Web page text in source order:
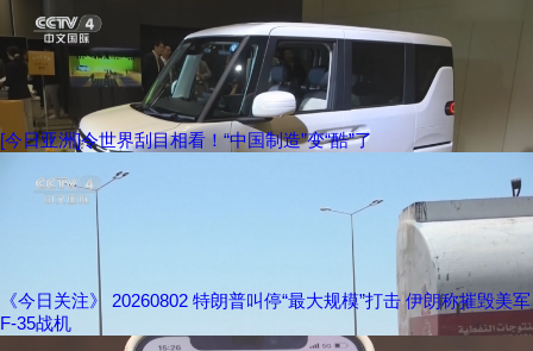
[今日亚洲]令世界刮目相看！“中国制造”变“酷”了
《今日关注》 20260802 特朗普叫停“最大规模”打击 伊朗称摧毁美军
F-35战机